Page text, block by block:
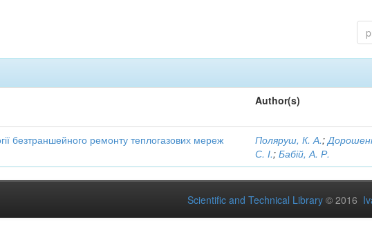
Author(s)
безтраншейного ремонту теплогазових мереж Поляруш, К. А.;
С. І.;Бабій, А. Р.
Scientific and Technical Library © 2016